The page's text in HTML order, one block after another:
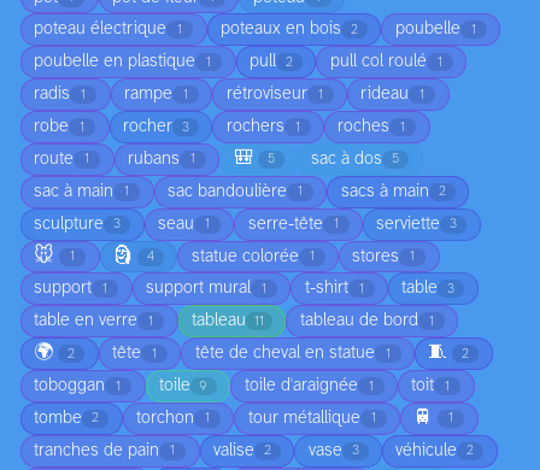
poteau électrique 1 poteaux en bois 2 poubelle 1
poubelle en plastique 1 pull 2 pull col roulé 1
radis 1 rampe 1 rétroviseur 1 rideau 1
robe 1 rocher 3 rochers 1 roches 1
route 1 rubans 1 🎒 5 sac à dos 5
sac à main 1 sac bandoulière 1 sacs à main 2
sculpture 3 seau 1 serre-tête 1 serviette 3
🐭 1 🗿 4 statue colorée 1 stores 1
support 1 support mural 1 t-shirt 1 table 3
table en verre 1 tableau 11 tableau de bord 1
🌍 2 tête 1 tête de cheval en statue 1 🧵 2
toboggan 1 toile 9 toile d'araignée 1 toit 1
tombe 2 torchon 1 tour métallique 1 🚆 1
tranches de pain 1 valise 2 vase 3 véhicule 2